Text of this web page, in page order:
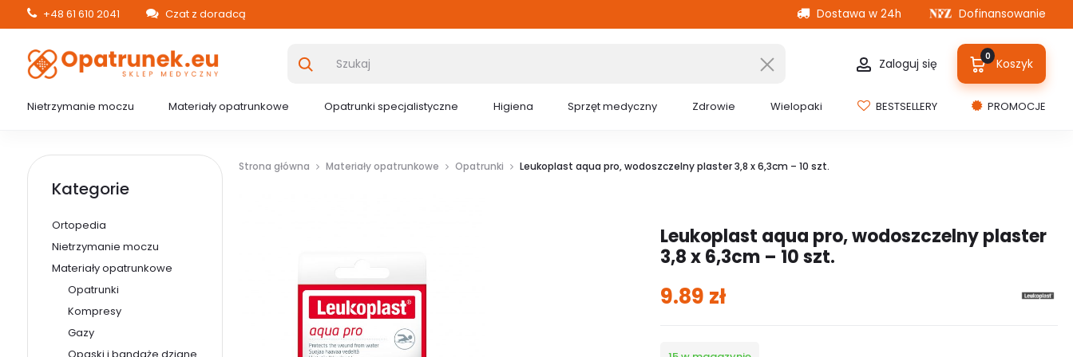
+48 61 610 2041 Czat z doradcą Dostawa w 24h Dofinansowanie
Zaloguj się 0 Koszyk
Nietrzymanie moczu Materiały opatrunkowe Opatrunki specjalistyczne Higiena Sprzęt medyczny Zdrowie Wielopaki BESTSELLERY PROMOCJE
Strona główna Materiały opatrunkowe Opatrunki Leukoplast aqua pro, wodoszczelny plaster 3,8 x 6,3cm – 10 szt.
Leukoplast aqua pro, wodoszczelny plaster
3,8 x 6,3cm – 10 szt.
9.89 zł
Kategorie
Ortopedia
Nietrzymanie moczu
Materiały opatrunkowe
Opatrunki
Kompresy
Gazy